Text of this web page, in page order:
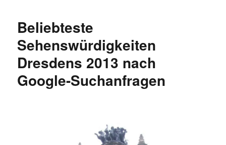
Sachsen:
Jahresbilanz
2013
/
Besucherrückgang
Beliebteste
Sehenswürdigkeiten
Dresdens 2013 nach
Google-Suchanfragen